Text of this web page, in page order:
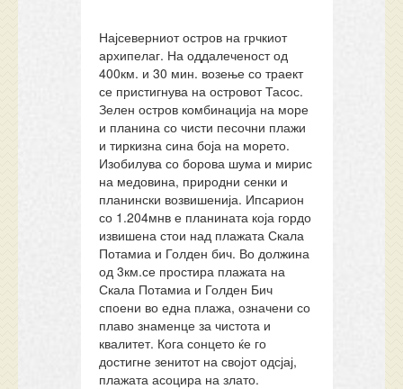
Најсеверниот остров на грчкиот
архипелаг. На оддалеченост од
400км. и 30 мин. возење со траект
се пристигнува на островот Тасос.
Зелен остров комбинација на море
и планина со чисти песочни плажи
и тиркизна сина боја на морето.
Изобилува со борова шума и мирис
на медовина, природни сенки и
планински возвишенија. Ипсарион
со 1.204мнв е планината која гордо
извишена стои над плажата Скала
Потамиа и Голден бич. Во должина
од 3км.се простира плажата на
Скала Потамиа и Голден Бич
споени во една плажа, означени со
плаво знаменце за чистота и
квалитет. Кога сонцето ќе го
достигне зенитот на својот одсјај,
плажата асоцира на злато.